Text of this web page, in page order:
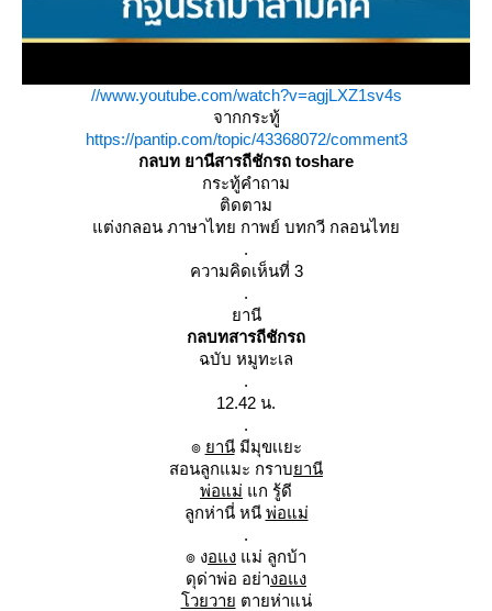
//www.youtube.com/watch?v=agjLXZ1sv4s
จากกระทู้
https://pantip.com/topic/43368072/comment3
กลบท ยานีสารถีชักรถ toshare
กระทู้คำถาม
ติดตาม
ต่งกลอน ภาษาไทย กาพย์ บทกวี กลอนไท
.
ความคิดเห็นที่ 3
.
านี
กลบทสารถีชักรถ
ฉบับ หมูทะเล
.
12.42 น.
.
๏ านีมีมุขเเยะ
สอนลูกแมะ กราบานี
พ่อแม่ ก รู้ดี
ลูกห่านี่ หนี พ่อแม่
.
๏ งอแง ม่ ลูกบ้า
ดุด่าพ่อ อย่างอแง
วยวา ตายห่าแน่